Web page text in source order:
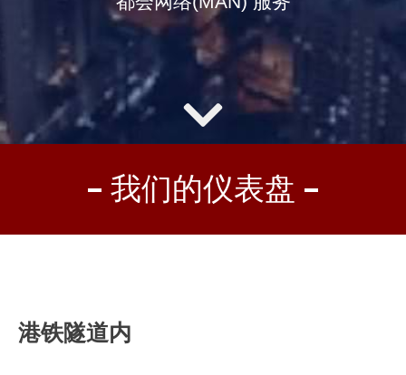
我们的仪表盘
港铁隧道内